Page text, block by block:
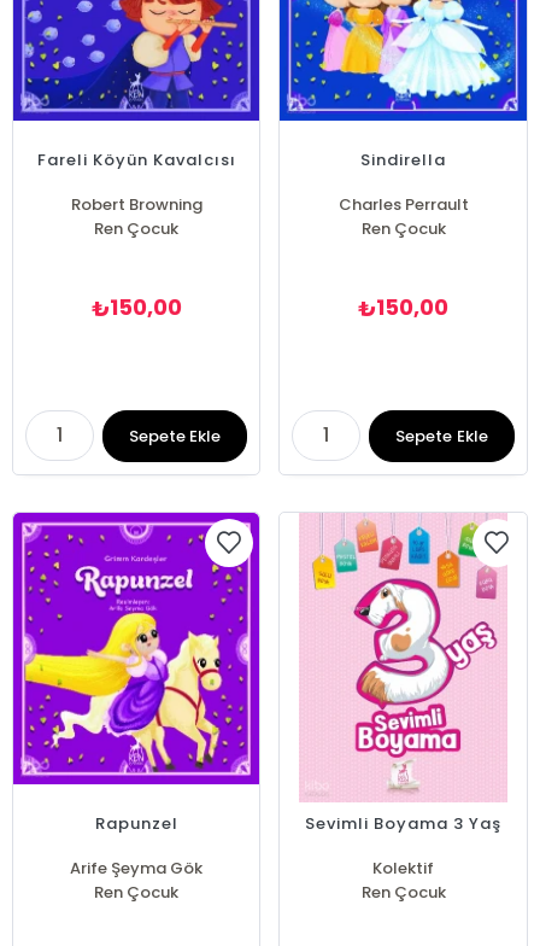
Fareli Köyün Kavalcısı
Robert Browning
Ren Çocuk
₺150,00
Sepete Ekle
Sindirella
Charles Perrault
Ren Çocuk
₺150,00
Sepete Ekle
Rapunzel
Arife Şeyma Gök
Ren Çocuk
Sevimli Boyama 3 Yaş
Kolektif
Ren Çocuk